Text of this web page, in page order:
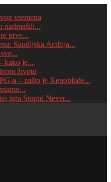
vremena
nadmašili...
prve...
Saudijska Arabija...
kako je...
životu
a – zašto je Xenoblade...
igra Stupid Never...